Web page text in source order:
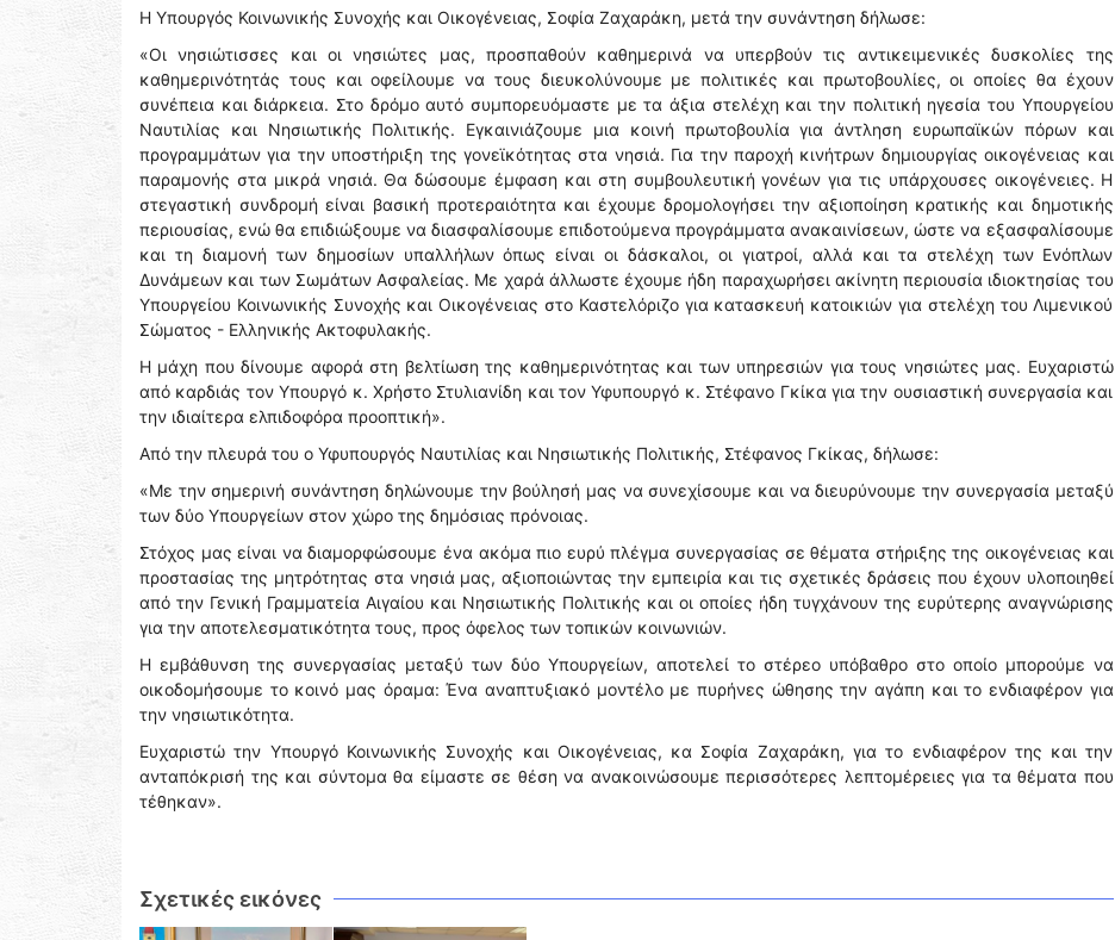
Η Υπουργός Κοινωνικής Συνοχής και Οικογένειας, Σοφία Ζαχαράκη, μετά την συνάντηση δήλωσε:
«Οι νησιώτισσες και οι νησιώτες μας, προσπαθούν καθημερινά να υπερβούν τις αντικειμενικές δυσκολίες της
καθημερινότητάς τους και οφείλουμε να τους διευκολύνουμε με πολιτικές και πρωτοβουλίες, οι οποίες θα έχουν
συνέπεια και διάρκεια. Στο δρόμο αυτό συμπορευόμαστε με τα άξια στελέχη και την πολιτική ηγεσία του Υπουργείου
Ναυτιλίας και Νησιωτικής Πολιτικής. Εγκαινιάζουμε μια κοινή πρωτοβουλία για άντληση ευρωπαϊκών πόρων και
προγραμμάτων για την υποστήριξη της γονεϊκότητας στα νησιά. Για την παροχή κινήτρων δημιουργίας οικογένειας και
παραμονής στα μικρά νησιά. Θα δώσουμε έμφαση και στη συμβουλευτική γονέων για τις υπάρχουσες οικογένειες. Η
στεγαστική συνδρομή είναι βασική προτεραιότητα και έχουμε δρομολογήσει την αξιοποίηση κρατικής και δημοτικής
περιουσίας, ενώ θα επιδιώξουμε να διασφαλίσουμε επιδοτούμενα προγράμματα ανακαινίσεων, ώστε να εξασφαλίσουμε
και τη διαμονή των δημοσίων υπαλλήλων όπως είναι οι δάσκαλοι, οι γιατροί, αλλά και τα στελέχη των Ενόπλων
Δυνάμεων και των Σωμάτων Ασφαλείας. Με χαρά άλλωστε έχουμε ήδη παραχωρήσει ακίνητη περιουσία ιδιοκτησίας του
Υπουργείου Κοινωνικής Συνοχής και Οικογένειας στο Καστελόριζο για κατασκευή κατοικιών για στελέχη του Λιμενικού
Σώματος - Ελληνικής Ακτοφυλακής.
Η μάχη που δίνουμε αφορά στη βελτίωση της καθημερινότητας και των υπηρεσιών για τους νησιώτες μας. Ευχαριστώ
από καρδιάς τον Υπουργό κ. Χρήστο Στυλιανίδη και τον Υφυπουργό κ. Στέφανο Γκίκα για την ουσιαστική συνεργασία και
την ιδιαίτερα ελπιδοφόρα προοπτική».
Από την πλευρά του ο Υφυπουργός Ναυτιλίας και Νησιωτικής Πολιτικής, Στέφανος Γκίκας, δήλωσε:
«Με την σημερινή συνάντηση δηλώνουμε την βούλησή μας να συνεχίσουμε και να διευρύνουμε την συνεργασία μεταξύ
των δύο Υπουργείων στον χώρο της δημόσιας πρόνοιας.
Στόχος μας είναι να διαμορφώσουμε ένα ακόμα πιο ευρύ πλέγμα συνεργασίας σε θέματα στήριξης της οικογένειας και
προστασίας της μητρότητας στα νησιά μας, αξιοποιώντας την εμπειρία και τις σχετικές δράσεις που έχουν υλοποιηθεί
από την Γενική Γραμματεία Αιγαίου και Νησιωτικής Πολιτικής και οι οποίες ήδη τυγχάνουν της ευρύτερης αναγνώρισης
για την αποτελεσματικότητα τους, προς όφελος των τοπικών κοινωνιών.
Η εμβάθυνση της συνεργασίας μεταξύ των δύο Υπουργείων, αποτελεί το στέρεο υπόβαθρο στο οποίο μπορούμε να
οικοδομήσουμε το κοινό μας όραμα: Ένα αναπτυξιακό μοντέλο με πυρήνες ώθησης την αγάπη και το ενδιαφέρον για
την νησιωτικότητα.
Ευχαριστώ την Υπουργό Κοινωνικής Συνοχής και Οικογένειας, κα Σοφία Ζαχαράκη, για το ενδιαφέρον της και την
ανταπόκρισή της και σύντομα θα είμαστε σε θέση να ανακοινώσουμε περισσότερες λεπτομέρειες για τα θέματα που
τέθηκαν».
Σχετικές εικόνες